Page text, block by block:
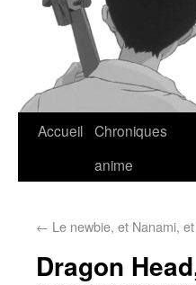
Accueil Chroniques
anime
← Le newbie, et Nanami,
Dragon